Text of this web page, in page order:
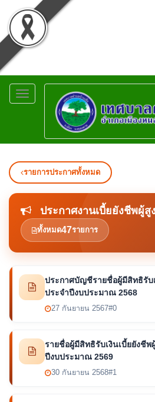
Toggle
navigation
รายการประกาศทั้งหมด
ประกาศงานเบี้ยยังชีพผู้สู
ทั้งหมด47รายการ
ประกาศบัญชีรายชื่อผู้มีสิทธิรับ
ประจำปีงบประมาณ 2568
27 กันยายน 2567#0
รายชื่อผู้มีสิทธิรับเงินเบี้ยยังชีพ
ปีงบประมาณ 2569
30 กันยายน 2568#1